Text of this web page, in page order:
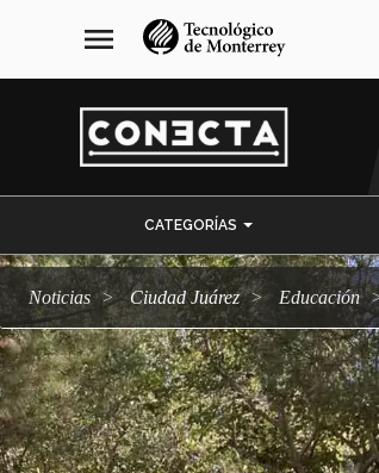
navegación
principal
menu
CATEGORÍAS
Noticias Ciudad Juárez Educación